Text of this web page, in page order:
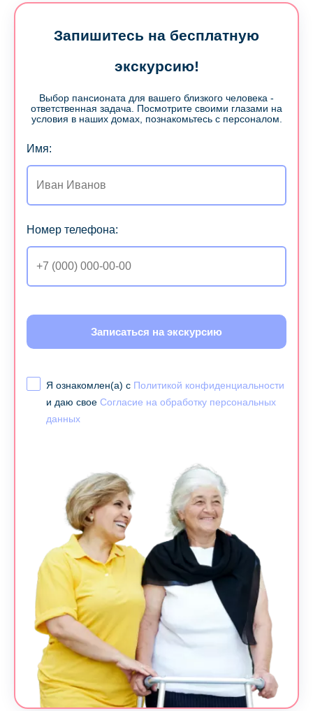
Запишитесь на бесплатную
экскурсию!
Выбор пансионата для вашего близкого человека -
ответственная задача. Посмотрите своими глазами на
условия в наших домах, познакомьтесь с персоналом.
Имя:
Номер телефона:
Записаться на экскурсию
Я ознакомлен(а) с Политикой конфиденциальности
и даю свое Согласие на обработку персональных
данных